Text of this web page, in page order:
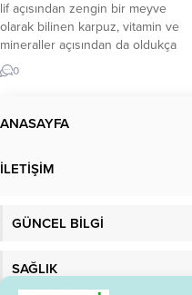
lif açısından zengin bir meyve
olarak bilinen karpuz, vitamin ve
mineraller açısından da oldukça
faydalı bir meyvedir. Ancak çok
fazla şeker içerdiğinden iki
Karpuzdaki besinler nelerdir? Yaz
meyve sofralarda olur. Bunlardan
0
ANASAYFA
İLETİŞİM
GÜNCEL BİLGİ
SAĞLIK